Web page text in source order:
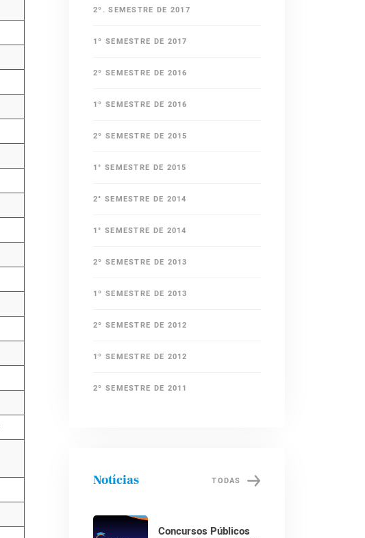
2º. SEMESTRE DE 2017
1º SEMESTRE DE 2017
2º SEMESTRE DE 2016
1º SEMESTRE DE 2016
2º SEMESTRE DE 2015
1° SEMESTRE DE 2015
2° SEMESTRE DE 2014
1° SEMESTRE DE 2014
2º SEMESTRE DE 2013
1º SEMESTRE DE 2013
2º SEMESTRE DE 2012
1º SEMESTRE DE 2012
2º SEMESTRE DE 2011
Notícias TODAS
Concursos Públicos